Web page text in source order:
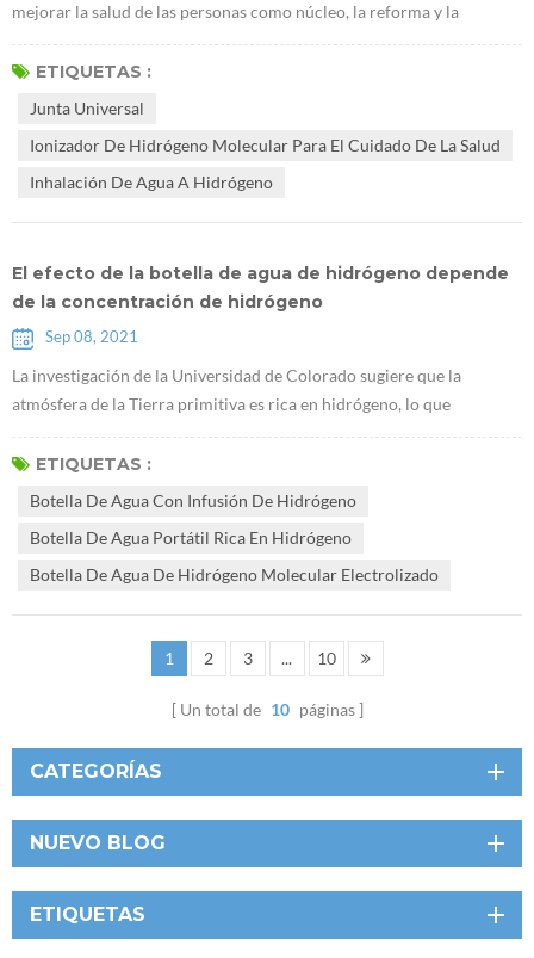
mejorar la salud de las personas como núcleo, la reforma y la
innovación de los mecanismos institucionales como fuerza motriz, y
centrarse en popularizar la vida sana, optimizar los servicios de salud,
naci...
ETIQUETAS :
Junta Universal
Ionizador De Hidrógeno Molecular Para El Cuidado De La Salud
Inhalación De Agua A Hidrógeno
El efecto de la botella de agua de hidrógeno depende
de la concentración de hidrógeno
Sep 08, 2021
La investigación de la Universidad de Colorado sugiere que la
atmósfera de la Tierra primitiva es rica en hidrógeno, lo que
promueve el origen de la vida "Un estudio de CU muestra que la
atmósfera de la Tierra primitiva es rica en hidrógeno, favorable para
infusión de ...
ETIQUETAS :
Botella De Agua Con Infusión De Hidrógeno
Botella De Agua Portátil Rica En Hidrógeno
Botella De Agua De Hidrógeno Molecular Electrolizado
1 2 3 ... 10
Un total de 10 páginas
CATEGORÍAS
NUEVO BLOG
ETIQUETAS